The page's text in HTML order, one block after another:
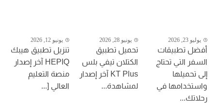
يوليو 23, 2026
أفضل تطبيقات
السفر التي تحتاج
إلى تحميلها
واستخدامها في
رحلاتك...
يونيو 28, 2026
تحميل تطبيق
الكتلان تيفي بلس
KT Plus آخر إصدار
لمشاهدة...
يونيو 12, 2026
تنزيل تطبيق هيبك
HEPIQ آخر إصدار
منصة التعليم
العالي [...